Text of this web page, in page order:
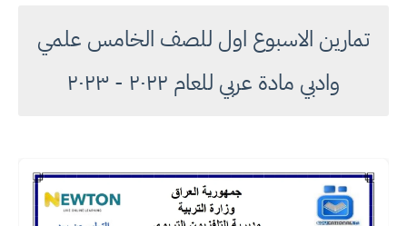
تمارين الاسبوع اول للصف الخامس علمي
وادبي مادة عربي للعام ٢٠٢٢ - ٢٠٢٣